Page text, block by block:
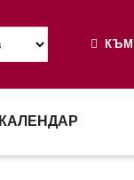
КАЛЕНДАР